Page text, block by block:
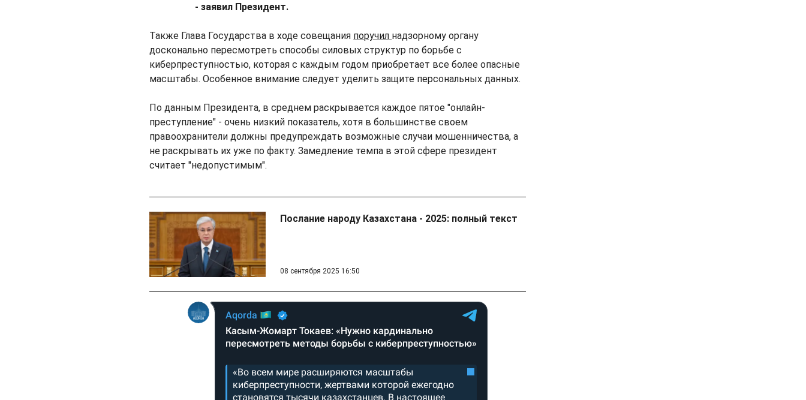
- заявил Президент.
Также Глава Государства в ходе совещания поручил надзорному органу
досконально пересмотреть способы силовых структур по борьбе с
киберпреступностью, которая с каждым годом приобретает все более опасные
масштабы. Особенное внимание следует уделить защите персональных данных.
По данным Президента, в среднем раскрывается каждое пятое "онлайн-
преступление" - очень низкий показатель, хотя в большинстве своем
правоохранители должны предупреждать возможные случаи мошенничества, а
не раскрывать их уже по факту. Замедление темпа в этой сфере президент
считает "недопустимым".
Послание народу Казахстана - 2025: полный текст
08 сентября 2025 16:50